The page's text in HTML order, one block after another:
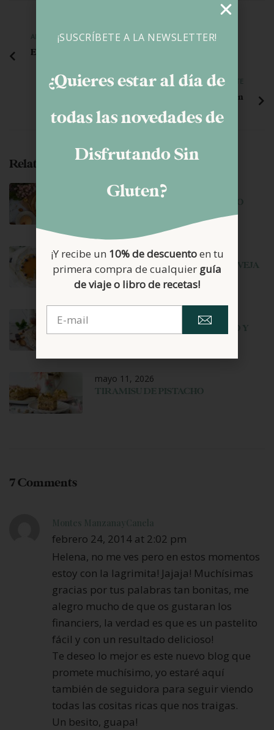
ANTERIOR
Errores dieta sin gluten
SIGUIENTE
Santa Cruz de Tenerife sin gluten
Related Posts
junio 29, 2026
junio 22, 2026
TARTA MOUSSE DE YOGUR DE OVEJA
Y MANGO
MOUSSE DE CHOCOLATE NEGRO Y
mayo 11, 2026
TIRAMISU DE PISTACHO
7 Comments
Montes ManzanayCanela
febrero 24, 2014 at 2:02 pm
Helena, no me ves pero en estos momentos
estoy con la lagrimita! Jajaja! Muchísimas
gracias por tus palabras tan bonitas, me
alegro mucho de que os gustaran los
financiers, la verdad es que es un pastelito
fácil y con un resultado delicioso!
Te deseo lo mejor es este nuevo blog que
promete muchísimo, yo estaré aquí
también de seguidora para seguir viendo
todas las cositas ricas que nos traigas.
Un besito, guapa!
¡SUSCRÍBETE A LA NEWSLETTER!
¿Quieres estar al día de
todas las novedades de
Disfrutando Sin
Gluten?
¡Y recibe un 10% de descuentoen tu
primera compra de cualquier guía
de viaje o libro de recetas!